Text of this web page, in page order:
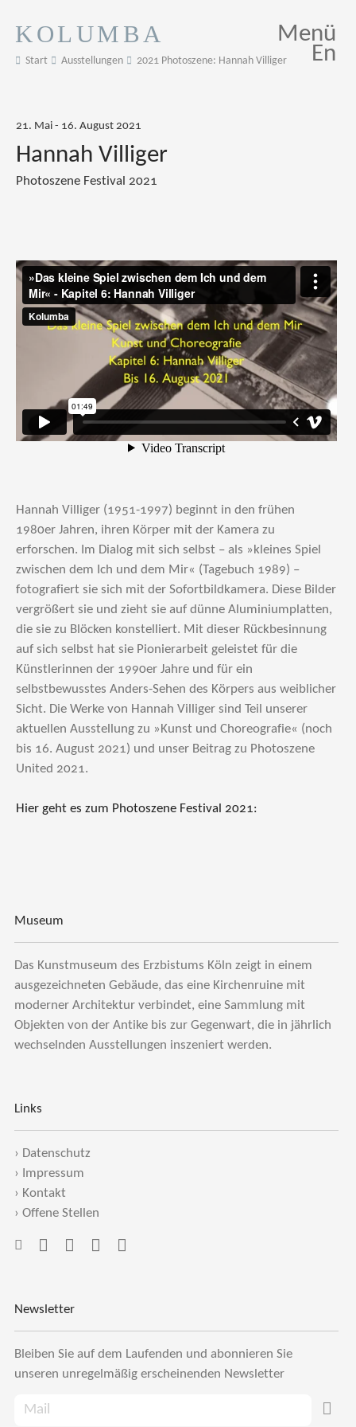
KOLUMBA
Start Ausstellungen 2021 Photoszene: Hannah Villiger
Menü
En
21. Mai - 16. August 2021
Hannah Villiger
Photoszene Festival 2021
Hannah Villiger (1951-1997) beginnt in den frühen
1980er Jahren, ihren Körper mit der Kamera zu
erforschen. Im Dialog mit sich selbst – als »kleines Spiel
zwischen dem Ich und dem Mir« (Tagebuch 1989) –
fotografiert sie sich mit der Sofortbildkamera. Diese Bilder
vergrößert sie und zieht sie auf dünne Aluminiumplatten,
die sie zu Blöcken konstelliert. Mit dieser Rückbesinnung
auf sich selbst hat sie Pionierarbeit geleistet für die
Künstlerinnen der 1990er Jahre und für ein
selbstbewusstes Anders-Sehen des Körpers aus weiblicher
Sicht. Die Werke von Hannah Villiger sind Teil unserer
aktuellen Ausstellung zu »Kunst und Choreografie« (noch
bis 16. August 2021) und unser Beitrag zu Photoszene
United 2021.
Hier geht es zum Photoszene Festival 2021:
Museum
Das Kunstmuseum des Erzbistums Köln zeigt in einem
ausgezeichneten Gebäude, das eine Kirchenruine mit
moderner Architektur verbindet, eine Sammlung mit
Objekten von der Antike bis zur Gegenwart, die in jährlich
wechselnden Ausstellungen inszeniert werden.
Links
› Datenschutz
›
Impressum
› Kontakt
› Offene Stellen
Newsletter
Bleiben Sie auf dem Laufenden und abonnieren Sie
unseren unregelmäßig erscheinenden Newsletter